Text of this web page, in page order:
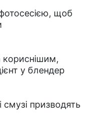
щоб
кориснішим,
у блендер
призводять